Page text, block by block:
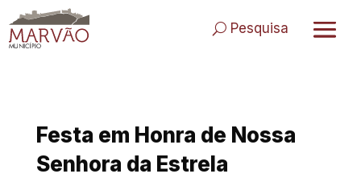
to
content
Pesquisa
Festa em Honra de Nossa
Senhora da Estrela